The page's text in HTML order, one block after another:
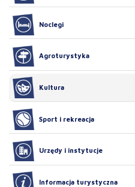
Noclegi
Agroturystyka
Kultura
Sport i rekreacja
Urzędy i instytucje
Informacja turystyczna